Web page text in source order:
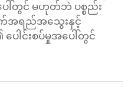
ါ်တွင် မဟုတ်ဘဲ ပစ္စည်း
ာက်အရည်အသွေးနှင့်
ေါင်းစပ်မှုအပေါ်တွင်